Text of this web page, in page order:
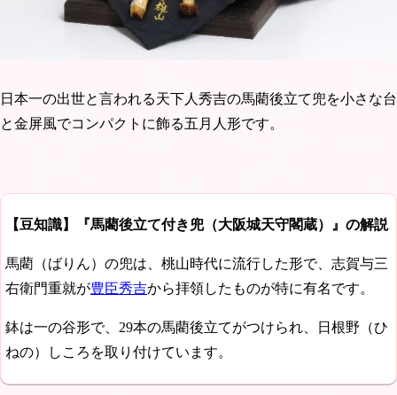
日本一の出世と言われる天下人秀吉の馬藺後立て兜を小さな台
と金屏風でコンパクトに飾る五月人形です。
【豆知識】『馬藺後立て付き兜（大阪城天守閣蔵）』の解説
馬藺（ばりん）の兜は、桃山時代に流行した形で、志賀与三
右衛門重就が豊臣秀吉から拝領したものが特に有名です。
鉢は一の谷形で、29本の馬藺後立てがつけられ、日根野（ひ
ねの）しころを取り付けています。